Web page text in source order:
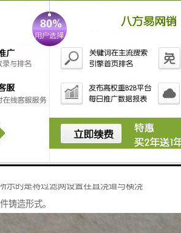
在直浇道与横浇道分型处或放置在横
型处,也可将过滤网放置在直浇道中或
的分型面处。经过多种方案的反复试
置在直浇道下方的分型面处或放置在
式是适合于铝活塞铸造生产的,为方便
个半型上,横浇道设置在另一个半型
下端交汇,过滤网垂直放置在两者之
过滤网设置在直浇道下方分型面处的单
示的是将过滤网设置在直浇道与横浇
铸造形式。